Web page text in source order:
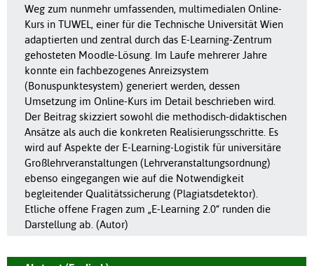
Weg zum nunmehr umfassenden, multimedialen Online-
Kurs in TUWEL, einer für die Technische Universität Wien
adaptierten und zentral durch das E-Learning-Zentrum
gehosteten Moodle-Lösung. Im Laufe mehrerer Jahre
konnte ein fachbezogenes Anreizsystem
(Bonuspunktesystem) generiert werden, dessen
Umsetzung im Online-Kurs im Detail beschrieben wird.
Der Beitrag skizziert sowohl die methodisch-didaktischen
Ansätze als auch die konkreten Realisierungsschritte. Es
wird auf Aspekte der E-Learning-Logistik für universitäre
Großlehrveranstaltungen (Lehrveranstaltungsordnung)
ebenso eingegangen wie auf die Notwendigkeit
begleitender Qualitätssicherung (Plagiatsdetektor).
Etliche offene Fragen zum „E-Learning 2.0“ runden die
Darstellung ab. (Autor)